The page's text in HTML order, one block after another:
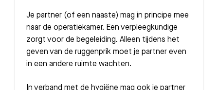
Je partner (of een naaste) mag in principe mee
naar de operatiekamer. Een verpleegkundige
zorgt voor de begeleiding. Alleen tijdens het
geven van de ruggenprik moet je partner even
in een andere ruimte wachten.
In verband met de hygiëne mag ook je partner